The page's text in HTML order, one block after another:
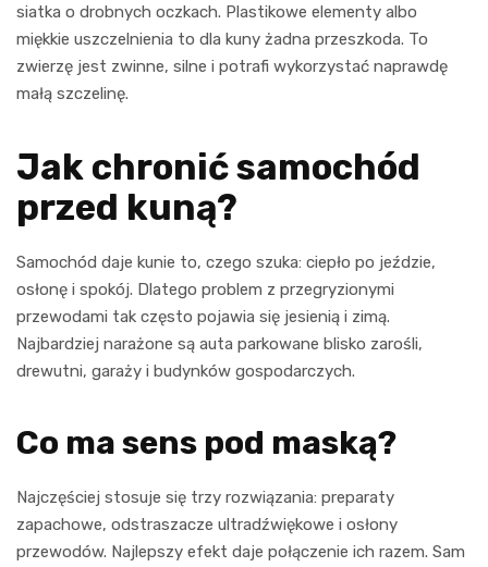
siatka o drobnych oczkach. Plastikowe elementy albo
miękkie uszczelnienia to dla kuny żadna przeszkoda. To
zwierzę jest zwinne, silne i potrafi wykorzystać naprawdę
małą szczelinę.
Jak chronić samochód
przed kuną?
Samochód daje kunie to, czego szuka: ciepło po jeździe,
osłonę i spokój. Dlatego problem z przegryzionymi
przewodami tak często pojawia się jesienią i zimą.
Najbardziej narażone są auta parkowane blisko zarośli,
drewutni, garaży i budynków gospodarczych.
Co ma sens pod maską?
Najczęściej stosuje się trzy rozwiązania: preparaty
zapachowe, odstraszacze ultradźwiękowe i osłony
przewodów. Najlepszy efekt daje połączenie ich razem. Sam